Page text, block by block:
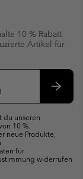
10 % Rabatt
Artikel für
du unseren
10 %.
neue Produkte,
für
widerrufen